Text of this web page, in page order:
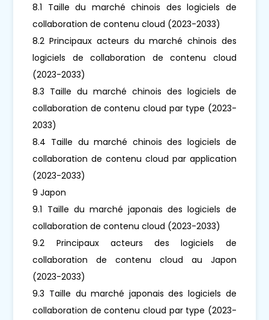
8.1 Taille du marché chinois des logiciels de
collaboration de contenu cloud (2023-2033)
8.2 Principaux acteurs du marché chinois des
logiciels de collaboration de contenu cloud
(2023-2033)
8.3 Taille du marché chinois des logiciels de
collaboration de contenu cloud par type (2023-
2033)
8.4 Taille du marché chinois des logiciels de
collaboration de contenu cloud par application
(2023-2033)
9 Japon
9.1 Taille du marché japonais des logiciels de
collaboration de contenu cloud (2023-2033)
9.2 Principaux acteurs des logiciels de
collaboration de contenu cloud au Japon
(2023-2033)
9.3 Taille du marché japonais des logiciels de
collaboration de contenu cloud par type (2023-